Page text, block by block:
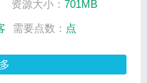
哲学智慧；及两个分议题：
整感悟人的认识过程
资源大小： 701MB
需要点数： 点